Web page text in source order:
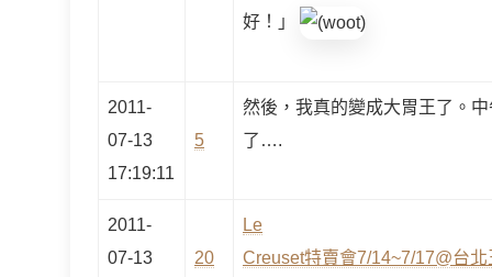
好！」
2011-
07-13
17:19:11
5
然後，我真的變成大胃王了。
了….
2011-
07-13
20
Le
Creuset特賣會7/14~7/17@台